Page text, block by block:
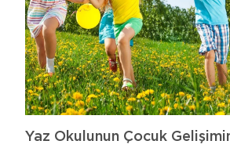
Yaz Okulunun Çocuk